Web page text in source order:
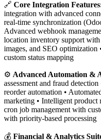
🔗 Core Integration
integration with advanced
real-time synchronization
Advanced webhook
location inventory support
images, and SEO
custom status mapping
⚙️ Advanced Automation &
assessment and fraud
reorder automation •
marketing • Intelligent product
cron job management with
with priority-based processing
💰 Financial & Analytics